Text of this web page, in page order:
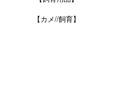
【カメ//飼育】